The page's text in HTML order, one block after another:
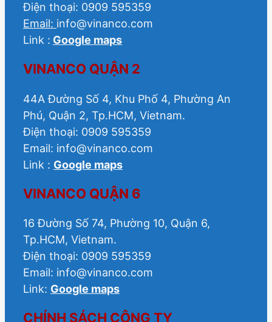
Điện thoại: 0909 595359
Email: info@vinanco.com
Link : Google maps
VINANCO QUẬN 2
44A Đường Số 4, Khu Phố 4, Phường An
Phú, Quận 2, Tp.HCM, Vietnam.
Điện thoại: 0909 595359
Email: info@vinanco.com
Link : Google maps
VINANCO QUẬN 6
16 Đường Số 74, Phường 10, Quận 6,
Tp.HCM, Vietnam.
Điện thoại: 0909 595359
Email: info@vinanco.com
Link: Google maps
CHÍNH SÁCH CÔNG TY